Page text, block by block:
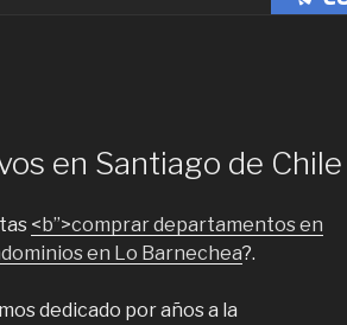
en Santiago de Chile
<b”>comprar departamentos en
en Lo Barnechea?.
dedicado por años a la